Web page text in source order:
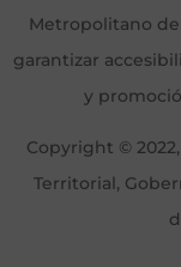
Metropolitano
garantizar
y
Copyright ©
Territorial,